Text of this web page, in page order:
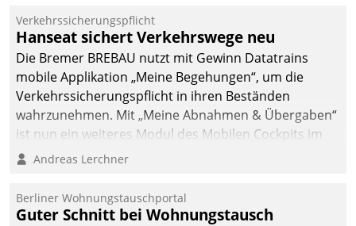
Verkehrssicherungspflicht
Hanseat sichert Verkehrswege neu
Die Bremer BREBAU nutzt mit Gewinn Datatrains
mobile Applikation „Meine Begehungen“, um die
Verkehrssicherungspflicht in ihren Beständen
wahrzunehmen. Mit „Meine Abnahmen & Übergaben“
ist nun ein weiteres Modul des Mobilen Cockpits im
Einsatz.
Andreas Lerchner
Berliner Wohnungstauschportal
Guter Schnitt bei Wohnungstausch